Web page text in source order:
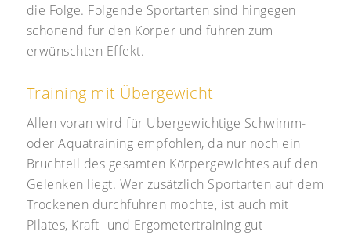
die Folge. Folgende Sportarten sind hingegen
schonend für den Körper und führen zum
erwünschten Effekt.
Training mit Übergewicht
Allen voran wird für Übergewichtige Schwimm-
oder Aquatraining empfohlen, da nur noch ein
Bruchteil des gesamten Körpergewichtes auf den
Gelenken liegt. Wer zusätzlich Sportarten auf dem
Trockenen durchführen möchte, ist auch mit
Pilates, Kraft- und Ergometertraining gut